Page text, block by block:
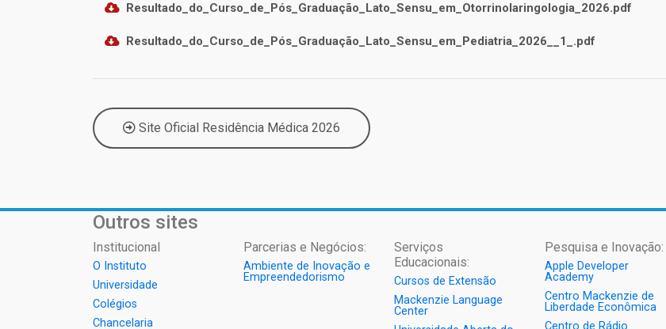
Resultado_do_Curso_de_Pós_Graduação_Lato_Sensu_em_Otorrinolaringologia_2026.pdf
Resultado_do_Curso_de_Pós_Graduação_Lato_Sensu_em_Pediatria_2026__1_.pdf
Site Oficial Residência Médica 2026
Outros sites
Institucional
O Instituto
Universidade
Colégios
Chancelaria
Parcerias e Negócios:
Ambiente de Inovação e
Empreendedorismo
Serviços
Educacionais:
Cursos de Extensão
Mackenzie Language
Center
Pesquisa e Inovação:
Apple Developer
Academy
Centro Mackenzie de
Liberdade Econômica
Centro de Rádio